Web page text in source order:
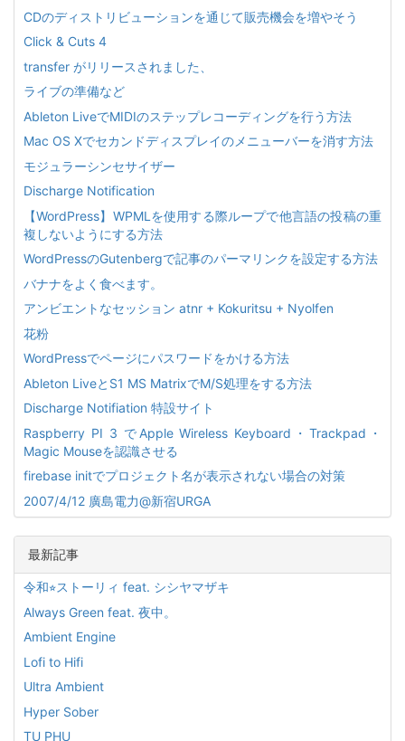
CDのディストリビューションを通じて販売機会を増やそう
Click & Cuts 4
transfer がリリースされました、
ライブの準備など
Ableton LiveでMIDIのステップレコーディングを行う方法
Mac OS Xでセカンドディスプレイのメニューバーを消す方法
モジュラーシンセサイザー
Discharge Notification
【WordPress】WPMLを使用する際ループで他言語の投稿の重
複しないようにする方法
WordPressのGutenbergで記事のパーマリンクを設定する方法
バナナをよく食べます。
アンビエントなセッション atnr + Kokuritsu + Nyolfen
花粉
WordPressでページにパスワードをかける方法
Ableton LiveとS1 MS MatrixでM/S処理をする方法
Discharge Notifiation 特設サイト
Raspberry PI 3 でApple Wireless Keyboard・Trackpad・
Magic Mouseを認識させる
firebase initでプロジェクト名が表示されない場合の対策
2007/4/12 廣島電力@新宿URGA
最新記事
令和⭐︎ストーリィ feat. シシヤマザキ
Always Green feat. 夜中。
Ambient Engine
Lofi to Hifi
Ultra Ambient
Hyper Sober
TU PHU